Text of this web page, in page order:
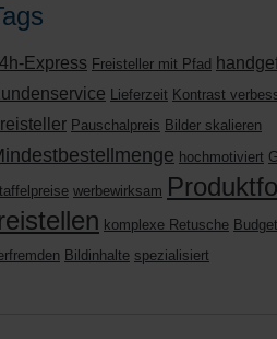
Express Freisteller mit Pfad
Lieferzeit Kontrast
Pauschalpreis Bilder skalieren
hochmotiviert
werbewirksam
komplexe Retusche
Bildinhalte spezialisiert